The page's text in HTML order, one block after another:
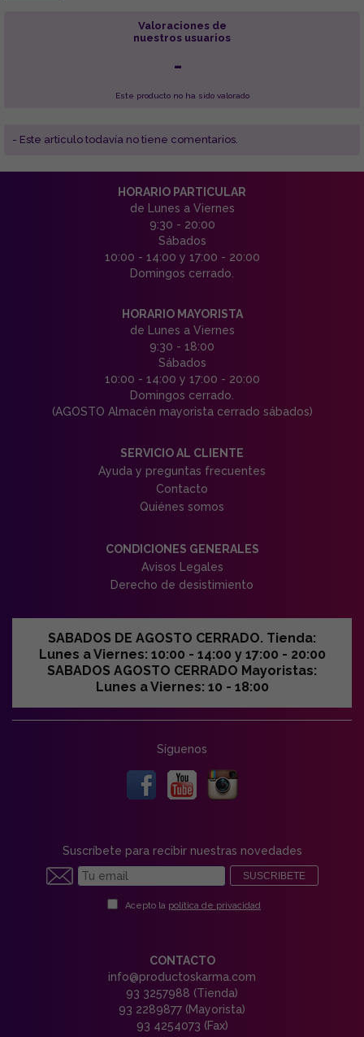
Valoraciones de
nuestros usuarios
-
Este producto no ha sido valorado
- Este articulo todavía no tiene comentarios.
HORARIO PARTICULAR
de Lunes a Viernes
9:30 - 20:00
Sábados
10:00 - 14:00 y 17:00 - 20:00
Domingos cerrado.
HORARIO MAYORISTA
de Lunes a Viernes
9:30 - 18:00
Sábados
10:00 - 14:00 y 17:00 - 20:00
Domingos cerrado.
(AGOSTO Almacén mayorista cerrado sábados)
SERVICIO AL CLIENTE
Ayuda y preguntas frecuentes
Contacto
Quiénes somos
CONDICIONES GENERALES
Avisos Legales
Derecho de desistimiento
SABADOS DE AGOSTO CERRADO. Tienda:
Lunes a Viernes: 10:00 - 14:00 y 17:00 - 20:00
SABADOS AGOSTO CERRADO Mayoristas:
Lunes a Viernes: 10 - 18:00
Síguenos
Suscríbete para recibir nuestras novedades
SUSCRIBETE
Acepto la política de privacidad
CONTACTO
info@productoskarma.com
93 3257988 (Tienda)
93 2289877 (Mayorista)
93 4254073 (Fax)